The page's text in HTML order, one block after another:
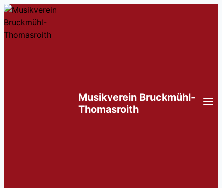
Zum
Inhalt
springen
Musikverein Bruckmühl-
Thomasroith